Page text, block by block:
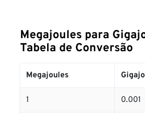
Megajoules para
Tabela de Conversão
Megajoules
1 0.001